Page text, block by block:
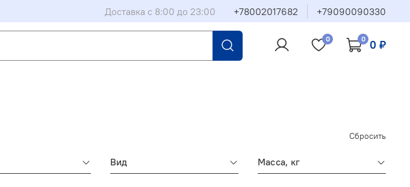
Доставка с 8:00 до 23:00 +78002017682 +79090090330
0 0 0 ₽
Сбросить
Вид Масса, кг